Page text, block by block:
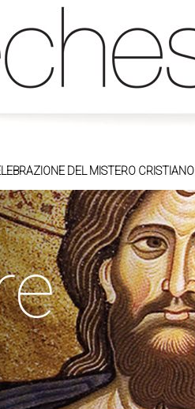
DEL MISTERO CRISTIANO